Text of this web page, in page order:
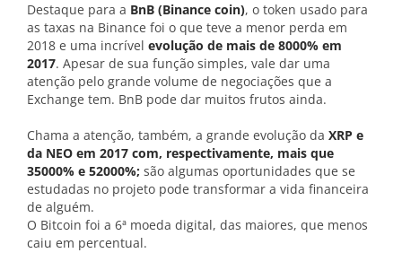
Destaque para a BnB (Binance coin), o token usado para
as taxas na Binance foi o que teve a menor perda em
2018 e uma incrível evolução de mais de 8000% em
2017. Apesar de sua função simples, vale dar uma
atenção pelo grande volume de negociações que a
Exchange tem. BnB pode dar muitos frutos ainda.
Chama a atenção, também, a grande evolução da XRP e
da NEO em 2017 com, respectivamente, mais que
35000% e 52000%; são algumas oportunidades que se
estudadas no projeto pode transformar a vida financeira
de alguém.
O Bitcoin foi a 6ª moeda digital, das maiores, que menos
caiu em percentual.